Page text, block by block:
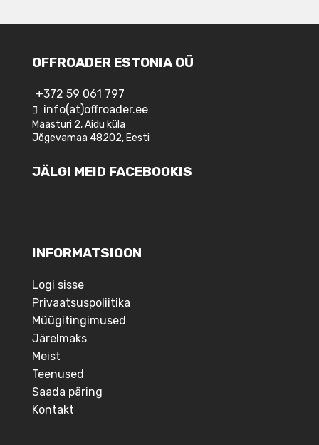
OFFROADER ESTONIA OÜ
+372 59 061 797
info(at)offroader.ee
Maasturi 2, Aidu küla
Jõgevamaa 48202, Eesti
JÄLGI MEID FACEBOOKIS
INFORMATSIOON
Logi sisse
Privaatsuspoliitika
Müügitingimused
Järelmaks
Meist
Teenused
Saada päring
Kontakt